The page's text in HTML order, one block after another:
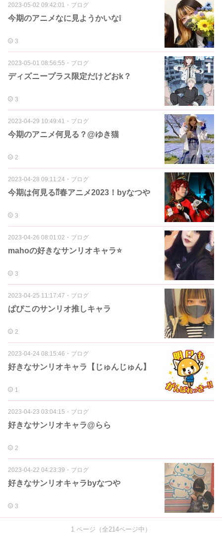
2023-05-02 09:42:01 ・ ブログ
今期のアニメなに見ようかいな❕
3
2023-05-01 08:56:55 ・ ブログ
ディズニープラス限定だけどおk？
3
2023-04-29 10:49:41 ・ ブログ
今期のアニメ何見る？@ゆき猫
2
2023-04-28 09:11:24 ・ ブログ
今期は何見る⁇春アニメ2023！byなつや
3
2023-04-26 08:01:02 ・ ブログ
mahoの好きなサンリオキャラ⭐
3
2023-04-25 11:17:47 ・ ブログ
ぱぴこのサンリオ推しキャラ
2
2023-04-24 08:15:46 ・ ブログ
好きなサンリオキャラ【じゅんじゅん】
1
2023-04-23 03:04:15 ・ ブログ
好きなサンリオキャラ@らら
2
2023-04-22 04:23:39 ・ ブログ
好きなサンリオキャラbyなつや
3
1 ページ（全214ページ中）